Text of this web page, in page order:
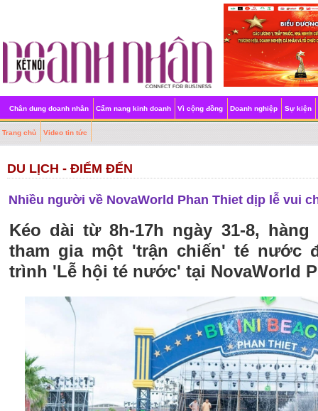
Chân dung doanh nhân Cẩm nang kinh doanh Vì cộng đồng Doanh nghiệp Sự kiện
Trang chủ Video tin tức
DU LỊCH - ĐIỂM ĐẾN
Nhiều người về NovaWorld Phan Thiet dịp lễ vui
Kéo dài từ 8h-17h ngày 31-8,
tham gia một 'trận chiến' té nước
trình 'Lễ hội té nước' tại NovaWorld